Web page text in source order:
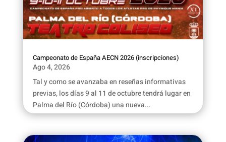
Campeonato de España AECN 2026 (inscripciones)
Ago 4, 2026
Tal y como se avanzaba en reseñas informativas
previas, los días 9 al 11 de octubre tendrá lugar en
Palma del Río (Córdoba) una nueva...